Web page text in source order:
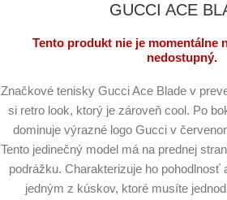
GUCCI ACE
Tento produkt nie je momentálne
nedostupný.
Značkové tenisky Gucci Ace Blade v
si retro look, ktorý je zároveň cool. Po
dominuje výrazné logo Gucci v
Tento jedinečný model má na prednej
podrážku. Charakterizuje ho pohodlnosť
jedným z kúskov, ktoré musíte